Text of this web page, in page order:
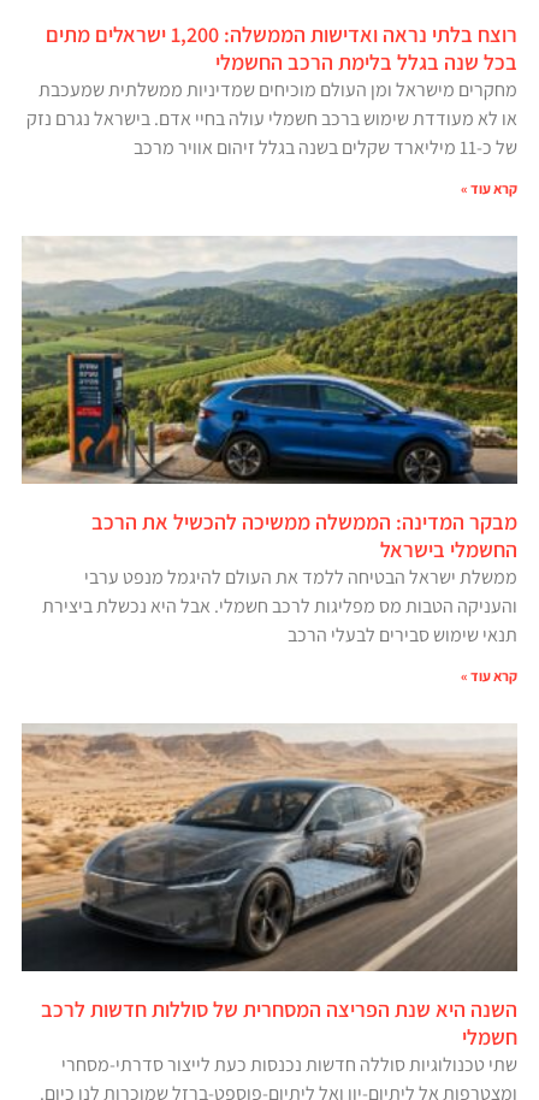
רוצח בלתי נראה ואדישות הממשלה: 1,200 ישראלים מתים
בכל שנה בגלל בלימת הרכב החשמלי
מחקרים מישראל ומן העולם מוכיחים שמדיניות ממשלתית שמעכבת
או לא מעודדת שימוש ברכב חשמלי עולה בחיי אדם. בישראל נגרם נזק
של כ-11 מיליארד שקלים בשנה בגלל זיהום אוויר מרכב
קרא עוד »
מבקר המדינה: הממשלה ממשיכה להכשיל את הרכב
החשמלי בישראל
ממשלת ישראל הבטיחה ללמד את העולם להיגמל מנפט ערבי
והעניקה הטבות מס מפליגות לרכב חשמלי. אבל היא נכשלת ביצירת
תנאי שימוש סבירים לבעלי הרכב
קרא עוד »
השנה היא שנת הפריצה המסחרית של סוללות חדשות לרכב
חשמלי
שתי טכנולוגיות סוללה חדשות נכנסות כעת לייצור סדרתי-מסחרי
ומצטרפות אל ליתיום-יון ואל ליתיום-פוספט-ברזל שמוכרות לנו כיום.